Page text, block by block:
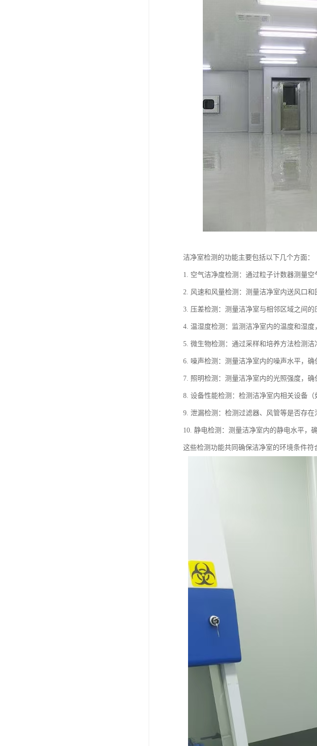
洁净室检测的功能主要包括以下几个方面：
1. 空气洁净度检测：通过粒子计数器测量
2. 风速和风量检测：测量洁净室内送风口
3. 压差检测：测量洁净室与相邻区域之间
4. 温湿度检测：监测洁净室内的温度和湿度
5. 微生物检测：通过采样和培养方法检测
6. 噪声检测：测量洁净室内的噪声水平，确
7. 照明检测：测量洁净室内的光照强度，确
8. 设备性能检测：检测洁净室内相关设备
9. 泄漏检测：检测过滤器、风管等是否存在
10. 静电检测：测量洁净室内的静电水平，
这些检测功能共同确保洁净室的环境条件符